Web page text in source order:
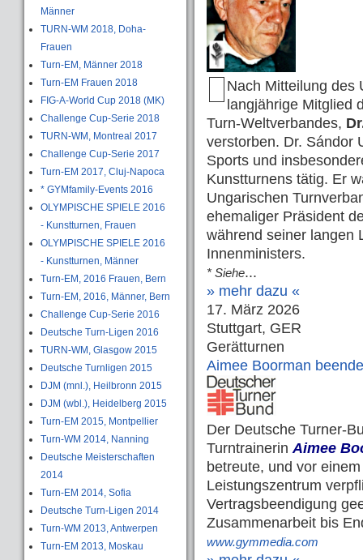
Männer
TURN-WM 2018, Doha-
Frauen
Turn-EM, Männer 2018
Turn-EM Frauen 2018
FIG-A-World Cup 2018 (MK)
Challenge Cup-Serie 2018
TURN-WM, Montreal 2017
Challenge Cup-Serie 2017
Turn-EM 2017, Cluj-Napoca
* GYMfamily-Events 2016
OLYMPISCHE SPIELE 2016
- Kunstturnen, Frauen
OLYMPISCHE SPIELE 2016
- Kunstturnen, Männer
Turn-EM, 2016 Frauen, Bern
Turn-EM, 2016, Männer, Bern
Challenge Cup-Serie 2016
Deutsche Turn-Ligen 2016
TURN-WM, Glasgow 2015
Deutsche Turnligen 2015
DJM (mnl.), Heilbronn 2015
DJM (wbl.), Heidelberg 2015
Turn-EM 2015, Montpellier
Turn-WM 2014, Nanning
Deutsche Meisterschaften
2014
Turn-EM 2014, Sofia
Deutsche Turn-Ligen 2014
Turn-WM 2013, Antwerpen
Turn-EM 2013, Moskau
Nach Mitteilung des
langjährige Mitglied
Turn-Weltverbandes,
verstorben. Dr. Sándor
Sports und
Kunstturnens tätig. Er
Ungarischen
ehemaliger Präsident
während seiner langen
Innenministers.
* Siehe...
» mehr dazu «
17. März 2026
Stuttgart, GER
Gerätturnen
Aimee Boorman
Der Deutsche Turner-
TurntrainerinAimee
betreute, und vor
Leistungszentrum
Vertragsbeendigung
Zusammenarbeit bis
www.gymmedia.com